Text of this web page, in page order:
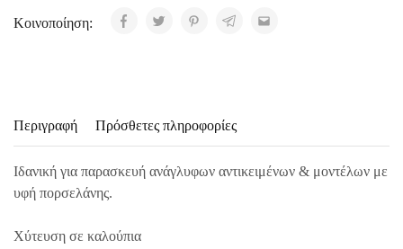
Κοινοποίηση:
Περιγραφή Πρόσθετες πληροφορίες
Ιδανική για παρασκευή ανάγλυφων αντικειμένων & μοντέλων με
υφή πορσελάνης.
Χύτευση σε καλούπια